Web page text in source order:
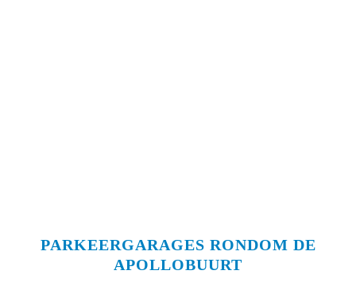
PARKEERGARAGES RONDOM DE
APOLLOBUURT